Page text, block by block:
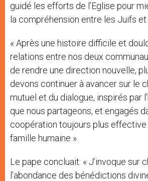
guidé les efforts de l’Eglise pour
la compréhension entre les Juifs
« Après une histoire difficile et
relations entre nos deux
de rendre une direction nouvelle,
devons continuer à avancer sur le
mutuel et du dialogue, inspirés par
que nous partageons, et engagés
coopération toujours plus effective
famille humaine ».
Le pape concluait: « J’invoque sur
l’abondance des bénédictions